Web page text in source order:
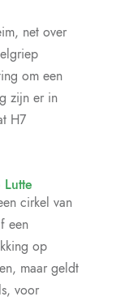
net over
om een
zijn er in
H7
cirkel van
een
op
maar geldt
voor